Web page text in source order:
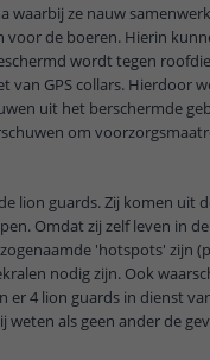
ze nauw
de boeren. Hierin
wordt tegen
GPS collars. Hierdoor
uit het berschermde
om
lion guards. Zij komen uit
Omdat zij zelf leven in
'hotspots' zijn
nodig zijn. Ook
4 lion guards in dienst
als geen ander de